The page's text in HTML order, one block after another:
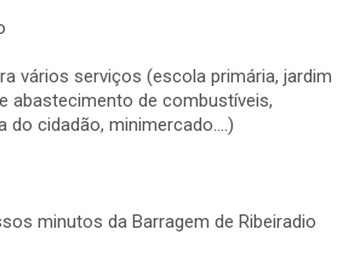
vários serviços (escola primária, jardim
abastecimento de combustíveis,
do cidadão, minimercado….)
minutos da Barragem de Ribeiradio